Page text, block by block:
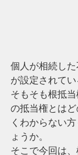
個人が相続し
が設定されてい
そもそも根抵
の抵当権とは
くわからない
ょうか。
そこで今回は